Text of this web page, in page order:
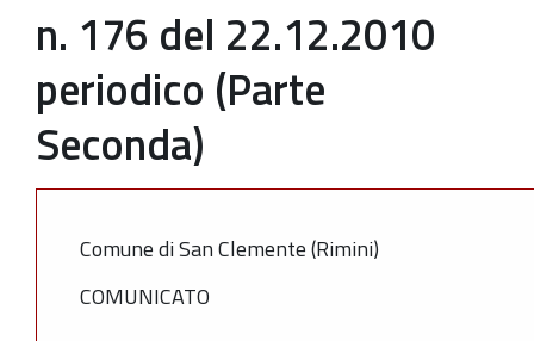
n. 176 del 22.12.2010
periodico (Parte
Seconda)
Comune di San Clemente (Rimini)
COMUNICATO